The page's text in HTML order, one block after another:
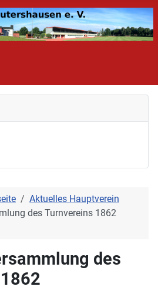
Aktuelles Hauptverein
des Turnvereins 1862
des